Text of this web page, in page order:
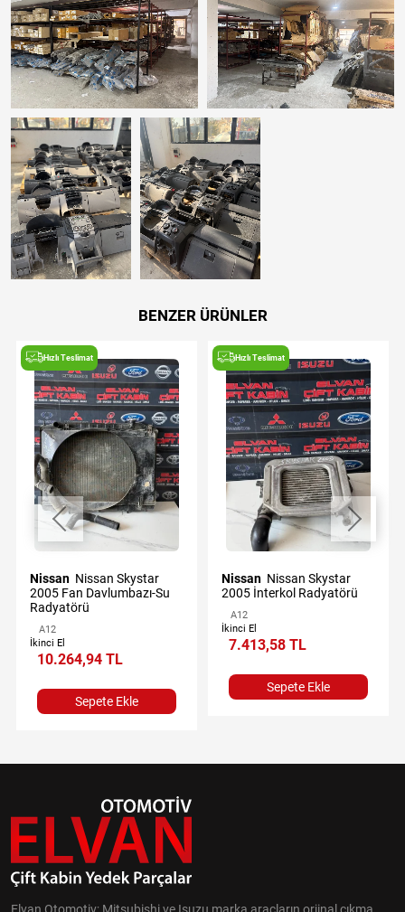
BENZER ÜRÜNLER
Hızlı Teslimat
Nissan
2005 Fan Davlumbazı-Su
Radyatörü
A12
İkinci El
10.264,94 TL
Sepete Ekle
Hızlı Teslimat
Nissan
2005 İnterkol Radyatörü
A12
İkinci El
7.413,58 TL
Sepete Ekle
Elvan Otomotiv; Mitsubishi ve Isuzu marka araçların orjinal çıkma,